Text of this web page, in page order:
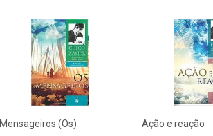
Mensageiros (Os) Ação e reação